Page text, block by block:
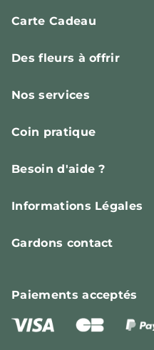
Carte Cadeau
Des fleurs à offrir
Nos services
Coin pratique
Besoin d'aide ?
Informations Légales
Gardons contact
Paiementsacceptés